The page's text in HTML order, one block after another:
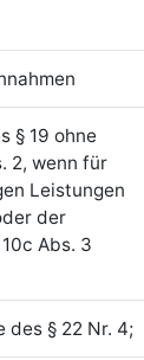
§ 19 ohne
2, wenn für
Leistungen
der
Abs. 3
des § 22 Nr. 4;